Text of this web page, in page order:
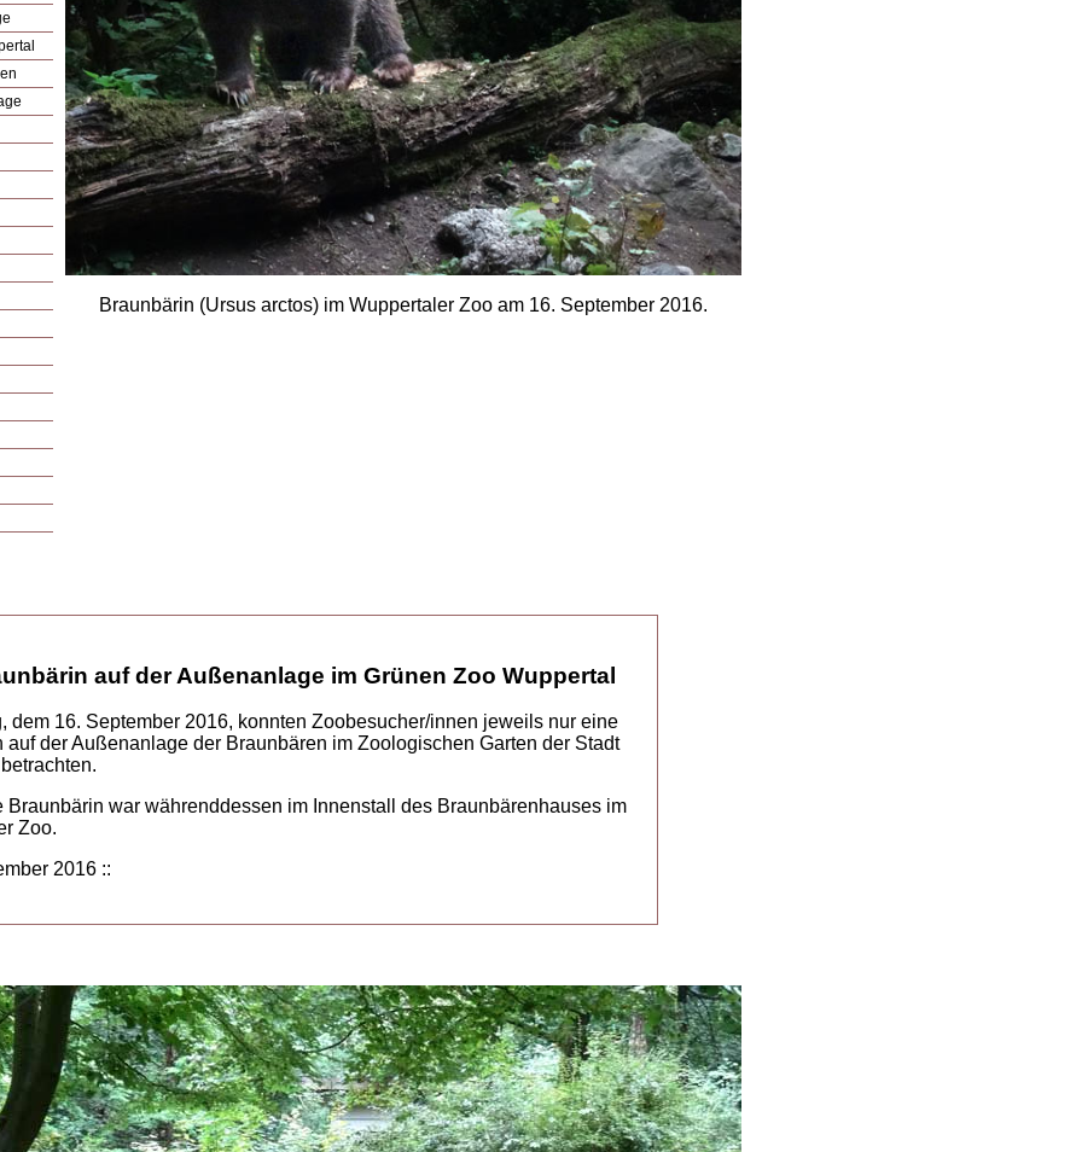
Braunbärin (Ursus arctos) im Wuppertaler Zoo am 16. September 2016.
auf der Außenanlage im Grünen Zoo Wuppertal
dem 16. September 2016, konnten Zoobesucher/innen jeweils nur eine
auf der Außenanlage der Braunbären im Zoologischen Garten der Stadt
Braunbärin war währenddessen im Innenstall des Braunbärenhauses im
Zoo.
2016 ::